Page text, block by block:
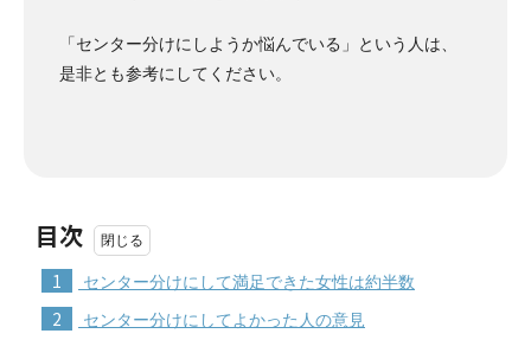
「センター分けにしようか悩んでいる」という人は、
是非とも参考にしてください。
目次
1 センター分けにして満足できた女性は約半数
2 センター分けにしてよかった人の意見